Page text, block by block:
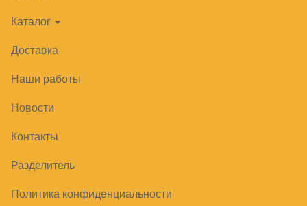
Каталог
Доставка
Наши работы
Новости
Контакты
Разделитель
Политика конфиденциальности